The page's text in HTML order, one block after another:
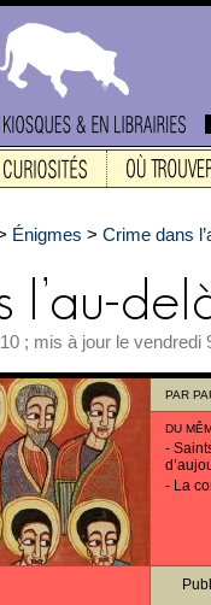
Énigmes > Crime dans
; mis à jour le vendredi
PAR
DU
-
- La